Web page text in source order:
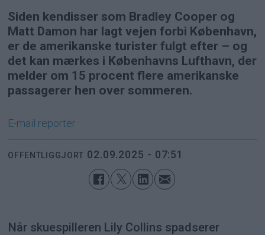
Siden kendisser som Bradley Cooper og
Matt Damon har lagt vejen forbi København,
er de amerikanske turister fulgt efter – og
det kan mærkes i Københavns Lufthavn, der
melder om 15 procent flere amerikanske
passagerer hen over sommeren.
E-mail reporter
OFFENTLIGGJORT 02.09.2025 - 07:51
Når skuespilleren Lily Collins spadserer